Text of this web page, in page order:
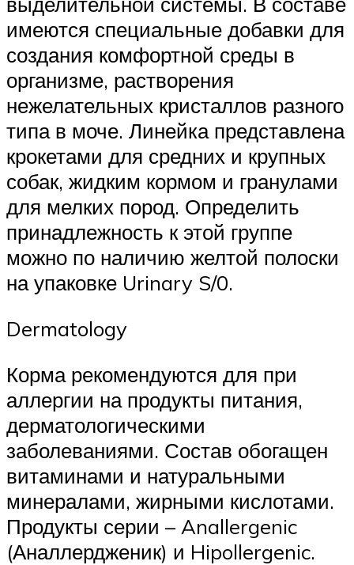
имеются специальные добавки для
создания комфортной среды в
организме, растворения
нежелательных кристаллов разного
типа в моче. Линейка представлена
крокетами для средних и крупных
собак, жидким кормом и гранулами
для мелких пород. Определить
принадлежность к этой группе
можно по наличию желтой полоски
на упаковке Urinary S/0.
Dermatology
Корма рекомендуются для при
аллергии на продукты питания,
дерматологическими
заболеваниями. Состав обогащен
витаминами и натуральными
минералами, жирными кислотами.
Продукты серии – Anallergenic
(Аналлердженик) и Hipollergenic.